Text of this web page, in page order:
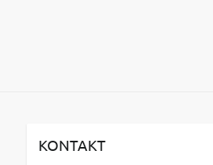
KONTAKT